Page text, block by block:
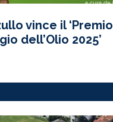
vince il ‘Premio
dell’Olio 2025’